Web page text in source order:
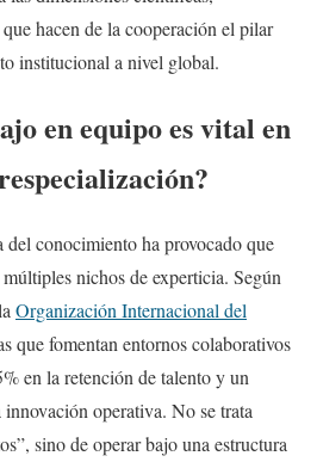
hacen de la cooperación el pilar
institucional a nivel global.
en equipo es vital en
del conocimiento ha provocado que
nichos de experticia. Según
Organización Internacional del
que fomentan entornos colaborativos
en la retención de talento y un
operativa. No se trata
sino de operar bajo una estructura